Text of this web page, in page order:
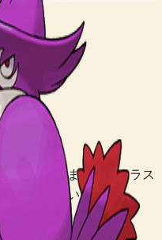
と すぐさま ヤミカラス
の とも いわれる。